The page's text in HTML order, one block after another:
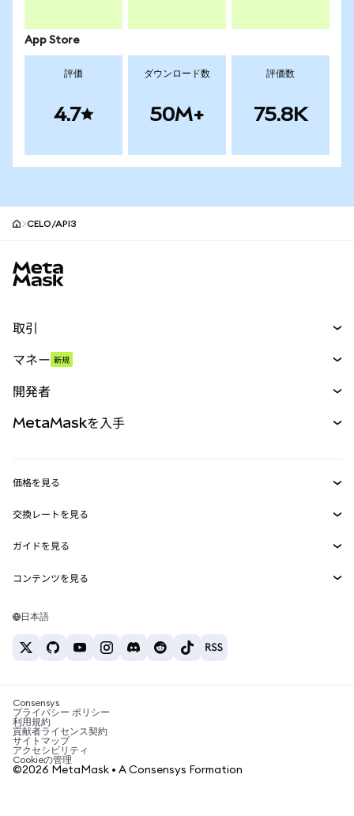
App Store
評価
4.7
ダウンロード数
50M+
評価数
75.8K
CELO/API3
取引
パーペチュアル
RWA
マネー 新規
開発者
MetaMask Connect
Snaps
Web3サービス
MetaMaskを入手
セキュリティ
サポート
キャリア
お問い合わせ
価格を見る
イーサリアムの価格
Solanaの価格
Tetherの価格
交換レートを見る
ETH→USD
USDT→INR
BTC→INR
ETH→USDT
ガイドを見る
ETHの購入
USDTの購入
SHIBの購入
BNBの購入
コンテンツを見る
Solanaウォレット
税制関連ニュース
暗号資産の購入方法は？
ビットコインを売るには？
日本語
Consensys
プライバシー ポリシー
利用規約
貢献者ライセンス契約
サイトマップ
アクセシビリティ
Cookieの管理
©2026 MetaMask • A Consensys Formation